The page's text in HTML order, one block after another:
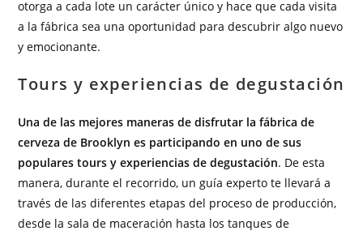
otorga a cada lote un carácter único y hace que cada visita
a la fábrica sea una oportunidad para descubrir algo nuevo
y emocionante.
Tours y experiencias de degustación
Una de las mejores maneras de disfrutar la fábrica de
cerveza de Brooklyn es participando en uno de sus
populares tours y experiencias de degustación. De esta
manera, durante el recorrido, un guía experto te llevará a
través de las diferentes etapas del proceso de producción,
desde la sala de maceración hasta los tanques de